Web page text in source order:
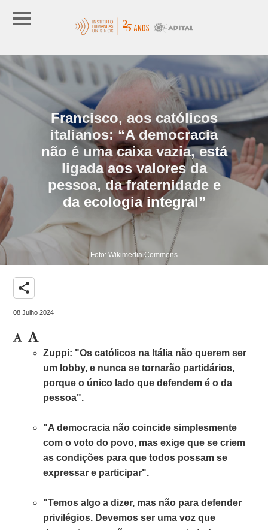
Francisco, aos católicos
italianos: “A democracia
não é uma caixa vazia, está
ligada aos valores da
pessoa, da fraternidade e
da ecologia integral”
Foto: Wikimedia Commons
share
08 Julho 2024
Zuppi: "Os católicos na Itália não querem ser
um lobby, e nunca se tornarão partidários,
porque o único lado que defendem é o da
pessoa".
"A democracia não coincide simplesmente
com o voto do povo, mas exige que se criem
as condições para que todos possam se
expressar e participar".
"Temos algo a dizer, mas não para defender
privilégios. Devemos ser uma voz que